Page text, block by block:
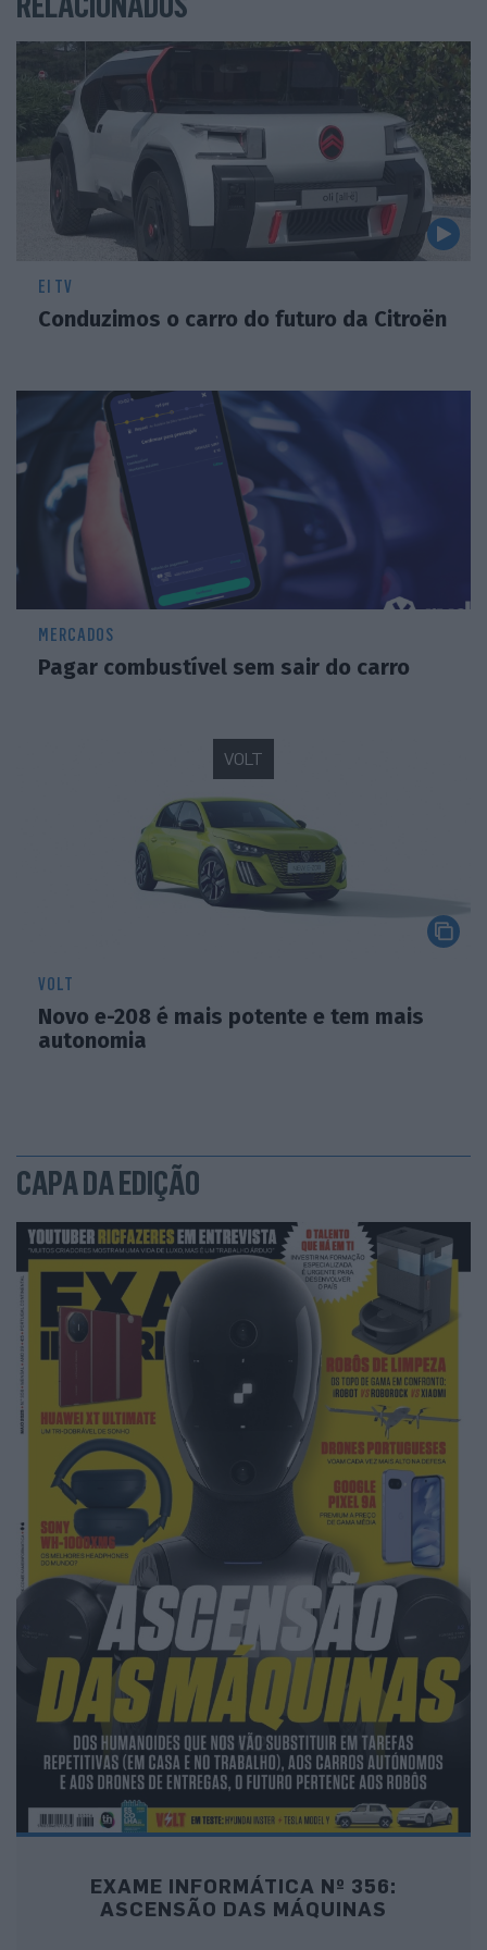
solução prática – as cordas elásticas retêm melhor os
objetos maiores – e, simultaneamente, divertida. Demos
por nós a tentar acompanhar, nestas ‘cordas’, músicas
que ouvimos através do bom sistema de som do carro.
Outro exemplo: o seletor de ‘mudanças’ tem a formato
de uma manche de avião. Uma vez mais, adiciona o fator
‘fun’, sendo funcional. Ainda mais inovador é o sistema de
abertura das portas. Um género de apoio para a mão,
instalado sobre um dos altifalantes, que puxámos para
abrir a porta. No início estranhamos, mas rapidamente
percebemos que esta é uma solução ergonómica.
EI TV
Conduzimos o carro do futuro da Citroën
MERCADOS
Pagar combustível sem sair do carro
VOLT
VOLT
Novo e-208 é mais potente e tem mais
autonomia
CAPA DA EDIÇÃO
EXAME INFORMÁTICA Nº 356:
ASCENSÃO DAS MÁQUINAS